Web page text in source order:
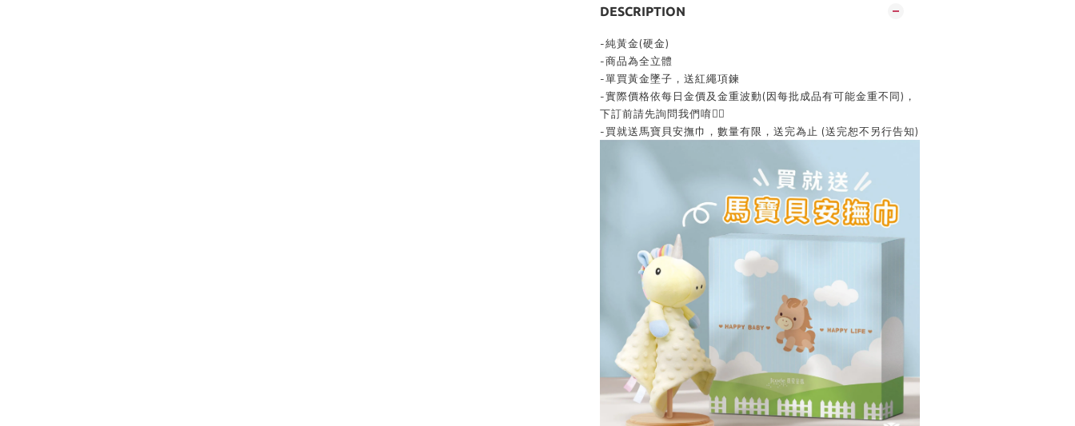
DESCRIPTION
-純黃金(硬金)
-商品為全立體
-單買黃金墜子，送紅繩項鍊
-實際價格依每日金價及金重波動(因每批成品有可能金重不同)，
下訂前請先詢問我們唷👍🏻
-買就送馬寶貝安撫巾，數量有限，送完為止 (送完恕不另行告知)